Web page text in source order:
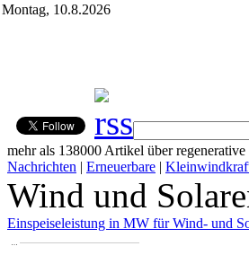
Montag, 10.8.2026
mehr als 138000 Artikel über regenerative
Nachrichten | Erneuerbare |
Wind und
Einspeiseleistung in MW für Wind- und
…